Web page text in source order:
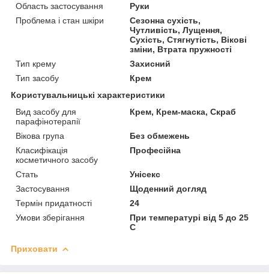
Область застосування
Руки
Проблема і стан шкіри
Сезонна сухість,
Чутливість, Лущення,
Сухість, Стягнутість, Вікові
зміни, Втрата пружності
Тип крему
Захисний
Тип засобу
Крем
Користувальницькі характеристики
Вид засобу для
парафінотерапії
Крем, Крем-маска, Скраб
Вікова група
Без обмежень
Класифікація
косметичного засобу
Професійна
Стать
Унісекс
Застосування
Щоденний догляд
Термін придатності
24
Умови зберігання
При температурі від 5 до 25
С
Приховати